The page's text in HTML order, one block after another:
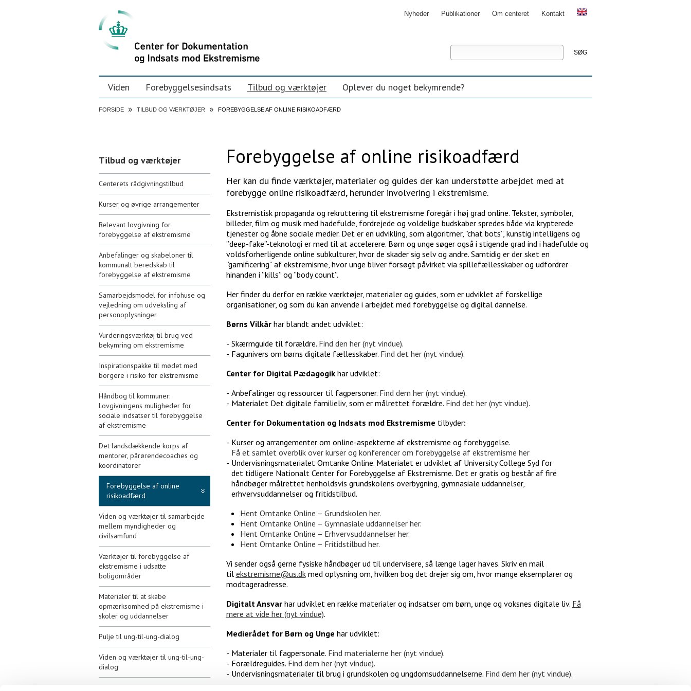
Videre
til
indhold
Videre
menunavigation
Nyheder Publikationer Om centeret Kontakt
Personal
tools
Søg
Viden Forebyggelsesindsats Tilbud og værktøjer Oplever du noget bekymrende?
FORSIDE » TILBUD OG VÆRKTØJER » FOREBYGGELSE AF ONLINE RISIKOADFÆRD
Forebyggelse af online risikoadfærd
Her kan du finde værktøjer, materialer og guides der kan understøtte arbejdet med at
forebygge online risikoadfærd, herunder involvering i ekstremisme.
Ekstremistisk propaganda og rekruttering til ekstremisme foregår i høj grad online. Tekster, symboler,
billeder, film og musik med hadefulde, fordrejede og voldelige budskaber spredes både via krypterede
tjenester og åbne sociale medier. Det er en udvikling, som algoritmer, ”chat bots”, kunstig intelligens og
”deep-fake”-teknologi er med til at accelerere. Børn og unge søger også i stigende grad ind i hadefulde og
voldsforherligende online subkulturer, hvor de skader sig selv og andre. Samtidig er der sket en
”gamificering” af ekstremisme, hvor unge bliver forsøgt påvirket via spillefællesskaber og udfordrer
hinanden i ”kills” og ”body count”.
Her finder du derfor en række værktøjer, materialer og guides, som er udviklet af forskellige
organisationer, og som du kan anvende i arbejdet med forebyggelse og digital dannelse.
Børns Vilkårhar blandt andet udviklet:
Skærmguide til forældre. Find den her (nyt vindue).
Fagunivers om børns digitale fællesskaber. Find det her (nyt vindue).
Center for Digital Pædagogikhar udviklet:
Anbefalinger og ressourcer til fagpersoner. Find dem her (nyt vindue).
Materialet Det digitale familieliv, som er målrettet forældre. Find det her (nyt vindue).
Center for Dokumentation og Indsats mod Ekstremisme tilbyder:
Kurser og arrangementer om online-aspekterne af ekstremisme og forebyggelse.
Få et samlet overblik over kurser og konferencer om forebyggelse af ekstremisme her
Undervisningsmaterialet Omtanke Online. Materialet er udviklet af University College Syd for
det tidligere Nationalt Center for Forebyggelse af Ekstremisme. Det er gratis og består af fire
håndbøger målrettet henholdsvis grundskolens overbygning, gymnasiale uddannelser,
erhvervsuddannelser og fritidstilbud.
Hent Omtanke Online – Grundskolen her.
Hent Omtanke Online – Gymnasiale uddannelser her.
Hent Omtanke Online – Erhvervsuddannelser her.
Hent Omtanke Online – Fritidstilbud her.
Vi sender også gerne fysiske håndbøger ud til undervisere, så længe lager haves. Skriv en mail
til ekstremisme@us.dkmed oplysning om, hvilken bog det drejer sig om, hvor mange eksemplarer og
modtageradresse.
Digitalt Ansvarhar udviklet en række materialer og indsatser om børn, unge og voksnes digitale liv. Få
mere at vide her (nyt vindue).
Medierådet for Børn og Unge har udviklet:
Materialer til fagpersonale. Find materialerne her (nyt vindue).
Forældreguides. Find dem her (nyt vindue).
Undervisningsmaterialer til brug i grundskolen og ungdomsuddannelserne. Find dem her (nyt vindue).
Tilbud og værktøjer
Centerets rådgivningstilbud
Kurser og øvrige arrangementer
Relevant lovgivning for
forebyggelse af ekstremisme
Anbefalinger og skabeloner til
kommunalt beredskab til
forebyggelse af ekstremisme
Samarbejdsmodel for infohuse og
vejledning om udveksling af
personoplysninger
Vurderingsværktøj til brug ved
bekymring om ekstremisme
Inspirationspakke til mødet med
borgere i risiko for ekstremisme
Håndbog til kommuner:
Lovgivningens muligheder for
sociale indsatser til forebyggelse
af ekstremisme
Det landsdækkende korps af
mentorer, pårørendecoaches og
koordinatorer
Forebyggelse af online
risikoadfærd
Viden og værktøjer til samarbejde
mellem myndigheder og
civilsamfund
Værktøjer til forebyggelse af
ekstremisme i udsatte
boligområder
Materialer til at skabe
opmærksomhed på ekstremisme i
skoler og uddannelser
Pulje til ung-til-ung-dialog
Viden og værktøjer til ung-til-ung-
dialog